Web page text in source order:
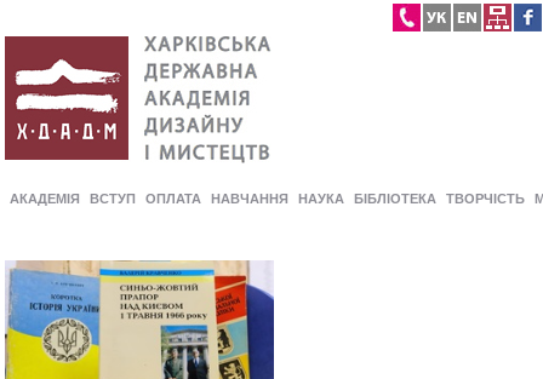
АКАДЕМІЯ ВСТУП ОПЛАТА НАВЧАННЯ НАУКА БІБЛІОТЕКА ТВОРЧІСТЬ